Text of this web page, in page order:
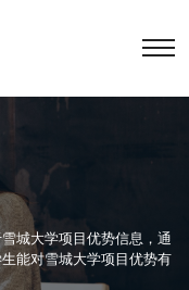
城大学项目优势信息，通
能对雪城大学项目优势有